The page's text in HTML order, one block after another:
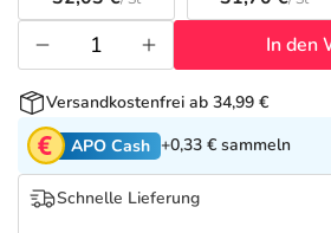
Tierapotheke
Vitamine & Mineralstoffe
Marken
Salus Deals
In den
Versandkostenfrei ab 34,99 €
APO Cash +0,33 € sammeln
Schnelle Lieferung